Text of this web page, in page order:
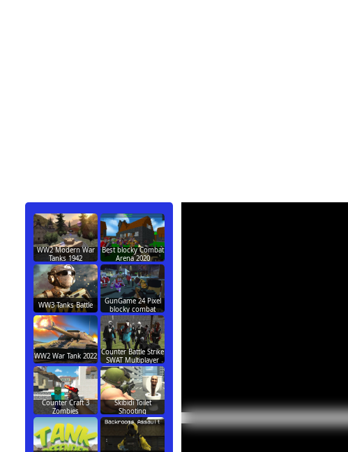
WW2 Modern War
Tanks 1942
Best blocky Combat
Arena 2020
WW3 Tanks Battle
GunGame 24 Pixel
blocky combat
WW2 War Tank 2022 Counter Battle Strike
SWAT Multiplayer
Counter Craft 3
Zombies
Skibidi Toilet
Shooting